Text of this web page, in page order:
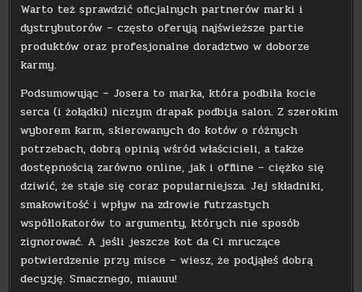
Warto też sprawdzić oficjalnych partnerów marki i
dystrybutorów – często oferują najświeższe partie
produktów oraz profesjonalne doradztwo w doborze
karmy.
Podsumowując – Josera to marka, która podbiła kocie
serca (i żołądki) niczym drapak podbija salon. Z szerokim
wyborem karm, skierowanych do kotów o różnych
potrzebach, dobrą opinią wśród właścicieli, a także
dostępnością zarówno online, jak i offline – ciężko się
dziwić, że staje się coraz popularniejsza. Jej składniki,
smakowitość i wpływ na zdrowie futrzastych
współlokatorów to argumenty, których nie sposób
zignorować. A jeśli jeszcze kot da Ci mruczące
potwierdzenie przy misce – wiesz, że podjąłeś dobrą
decyzję. Smacznego, miauuu!